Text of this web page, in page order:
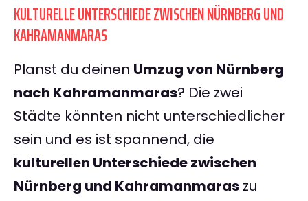
KULTURELLE UNTERSCHIEDE ZWISCHEN NÜRNBERG UND
KAHRAMANMARAS
Planst du deinen Umzug von Nürnberg
nach Kahramanmaras? Die zwei
Städte könnten nicht unterschiedlicher
sein und es ist spannend, die
kulturellen Unterschiede zwischen
Nürnberg und Kahramanmaras zu